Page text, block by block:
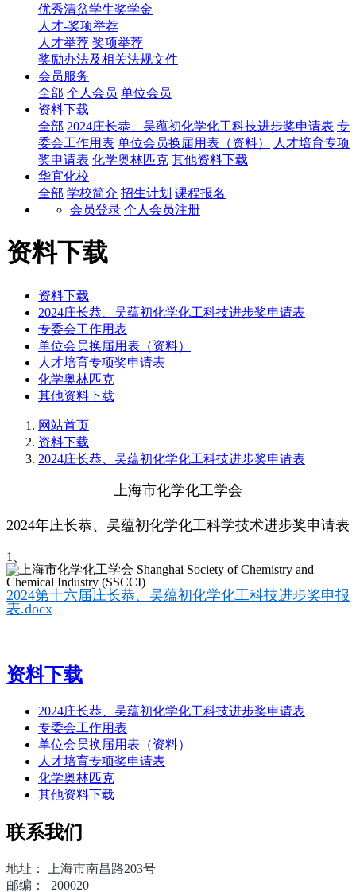
优秀清贫学生奖学金
人才-奖项举荐
人才举荐 奖项举荐
奖励办法及相关法规文件
会员服务
全部 个人会员 单位会员
资料下载
全部 2024庄长恭、吴蕴初化学化工科技进步奖申请表 专
委会工作用表 单位会员换届用表（资料）
人才培育专项
奖申请表 化学奥林匹克 其他资料下载
华宜化校
全部 学校简介 招生计划 课程报名
会员登录 个人会员注册
资料下载
资料下载
2024庄长恭、吴蕴初化学化工科技进步奖申请表
专委会工作用表
单位会员换届用表（资料）
人才培育专项奖申请表
化学奥林匹克
其他资料下载
网站首页
资料下载
2024庄长恭、吴蕴初化学化工科技进步奖申请表
上海市化学化工学会
2024年庄长恭、吴蕴初化学化工科学技术进步奖申请表
1、
2024第十六届庄长恭、吴蕴初化学化工科技进步奖申报
表.docx
资料下载
2024庄长恭、吴蕴初化学化工科技进步奖申请表
专委会工作用表
单位会员换届用表（资料）
人才培育专项奖申请表
化学奥林匹克
其他资料下载
联系我们
地址： 上海市南昌路203号
邮编： 200020